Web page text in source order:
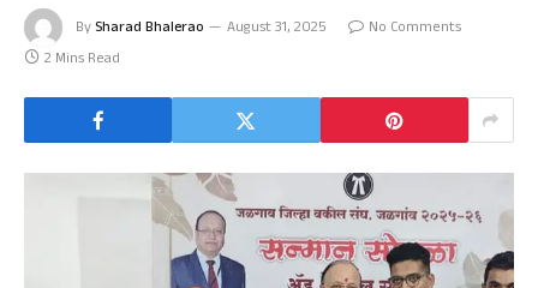
By Sharad Bhalerao August 31, 2025
No Comments
2 Mins Read